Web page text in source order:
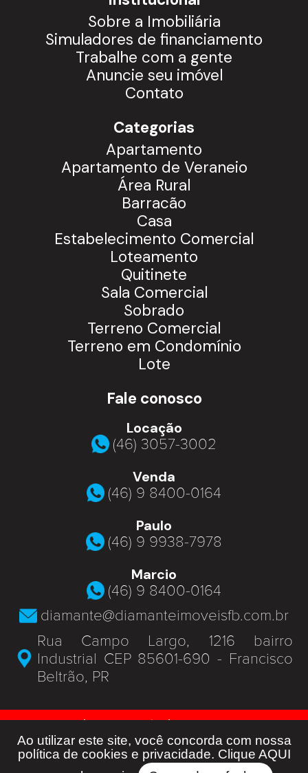
Ao utilizar este site, você concorda com nossa
política de cookies e privacidade. Clique AQUI
Sobre a Imobiliária
Simuladores de financiamento
Trabalhe com a gente
Anuncie seu imóvel
Contato
Categorias
Apartamento
Apartamento de Veraneio
Área Rural
Barracão
Casa
Estabelecimento Comercial
Loteamento
Quitinete
Sala Comercial
Sobrado
Terreno Comercial
Terreno em Condomínio
Lote
Fale conosco
Locação
(46) 3057-3002
Venda
(46) 9 8400-0164
Paulo
(46) 9 9938-7978
Marcio
(46) 9 8400-0164
diamante@diamanteimoveisfb.com.br
Rua Campo Largo, 1216 bairro
Industrial CEP 85601-690 - Francisco
Beltrão, PR
© Diamante Imóveis - J 06369 -
Todos os Direitos Reservados -
Developed by